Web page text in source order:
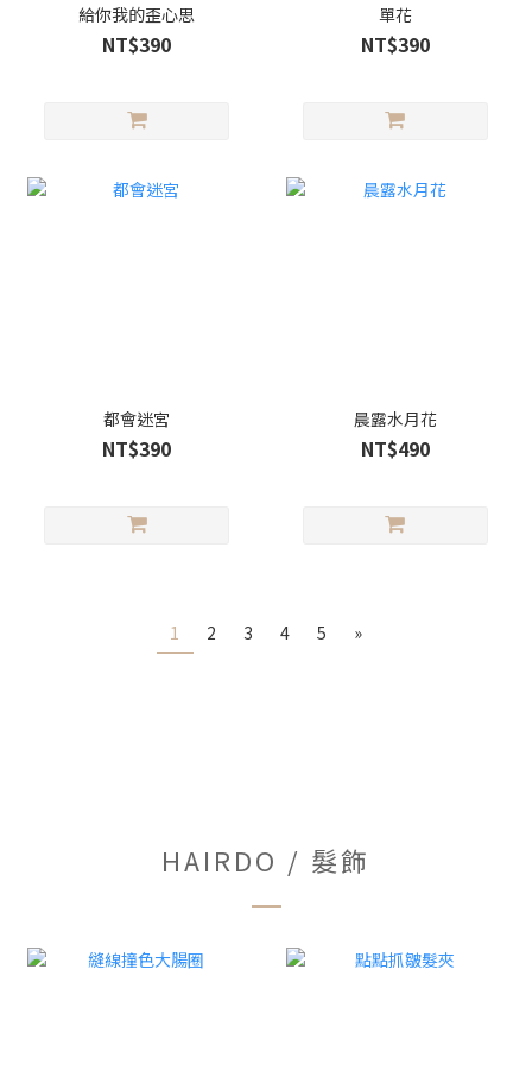
給你我的歪心思
NT$390
單花
NT$390
都會迷宮
NT$390
晨露水月花
NT$490
1 2 3 4 5 »
HAIRDO / 髮飾